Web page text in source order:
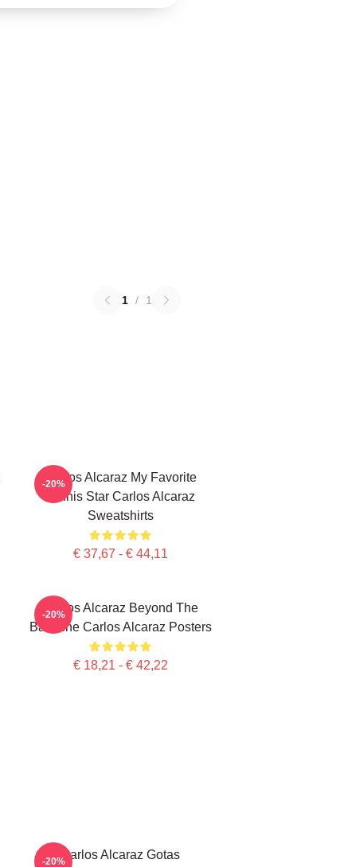
1 / 1
Carlos Alcaraz My Favorite
Tennis Star Carlos Alcaraz
Sweatshirts
€ 37,67 - € 44,11
-20%
Carlos Alcaraz Beyond The
Baseline Carlos Alcaraz Posters
€ 18,21 - € 42,22
-20%
Carlos Alcaraz Gotas
-20%